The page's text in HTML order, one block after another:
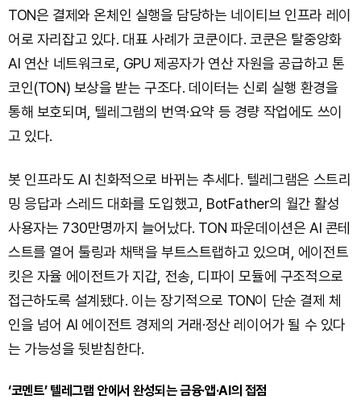
TON은 결제와 온체인 실행을 담당하는 네이티브 인프라 레이
어로 자리잡고 있다. 대표 사례가 코쿤이다. 코쿤은 탈중앙화
AI 연산 네트워크로, GPU 제공자가 연산 자원을 공급하고 톤
코인(TON) 보상을 받는 구조다. 데이터는 신뢰 실행 환경을
통해 보호되며, 텔레그램의 번역·요약 등 경량 작업에도 쓰이
고 있다.
봇 인프라도 AI 친화적으로 바뀌는 추세다. 텔레그램은 스트리
밍 응답과 스레드 대화를 도입했고, BotFather의 월간 활성
사용자는 730만명까지 늘어났다. TON 파운데이션은 AI 콘테
스트를 열어 툴링과 채택을 부트스트랩하고 있으며, 에이전트
킷은 자율 에이전트가 지갑, 전송, 디파이 모듈에 구조적으로
접근하도록 설계됐다. 이는 장기적으로 TON이 단순 결제 체
인을 넘어 AI 에이전트 경제의 거래·정산 레이어가 될 수 있다
는 가능성을 뒷받침한다.
‘코멘트’ 텔레그램 안에서 완성되는 금융·앱·AI의 접점